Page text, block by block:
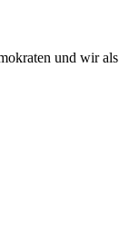
und wir als